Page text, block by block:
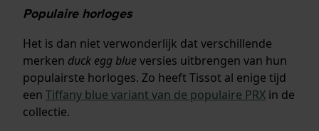
Populaire horloges
Het is dan niet verwonderlijk dat verschillende
merken duck egg blueversies uitbrengen van hun
populairste horloges. Zo heeft Tissot al enige tijd
een Tiffany blue variant van de populaire PRX in de
collectie.